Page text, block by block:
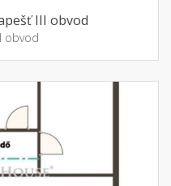
III obvod
obvod